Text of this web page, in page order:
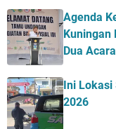
Agenda
Kuningan
Dua Acara
Ini Lokasi
2026